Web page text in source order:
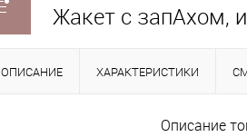
Жакет с запАхом,
ОПИСАНИЕ ХАРАКТЕРИСТИКИ
Описание